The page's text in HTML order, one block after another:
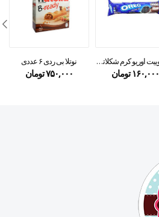
بیسکوییت اوریو کرم شکلاتی ۱۳۳گرمی
۱۶۰,۰۰۰ تومان
نوتلا بی ردی ۶ عددی
۷۵۰,۰۰۰تومان